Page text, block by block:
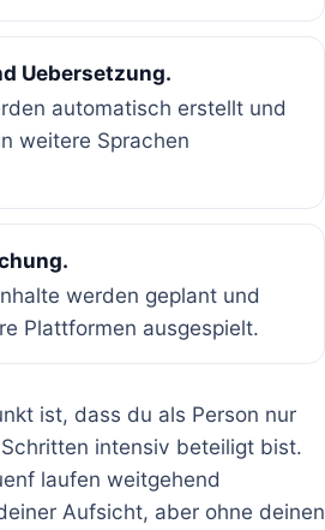
Uebersetzung.
automatisch erstellt und
weitere Sprachen
werden geplant und
Plattformen ausgespielt.
ist, dass du als Person nur
intensiv beteiligt bist.
laufen weitgehend
Aufsicht, aber ohne deinen